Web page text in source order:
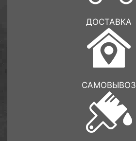
ДОСТАВКА
САМОВЫВОЗ